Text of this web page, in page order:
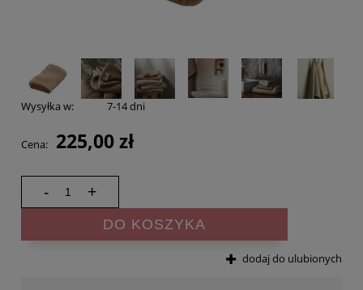
Wysyłka w: 7-14 dni
Cena: 225,00 zł
- +
DO KOSZYKA
dodaj do ulubionych